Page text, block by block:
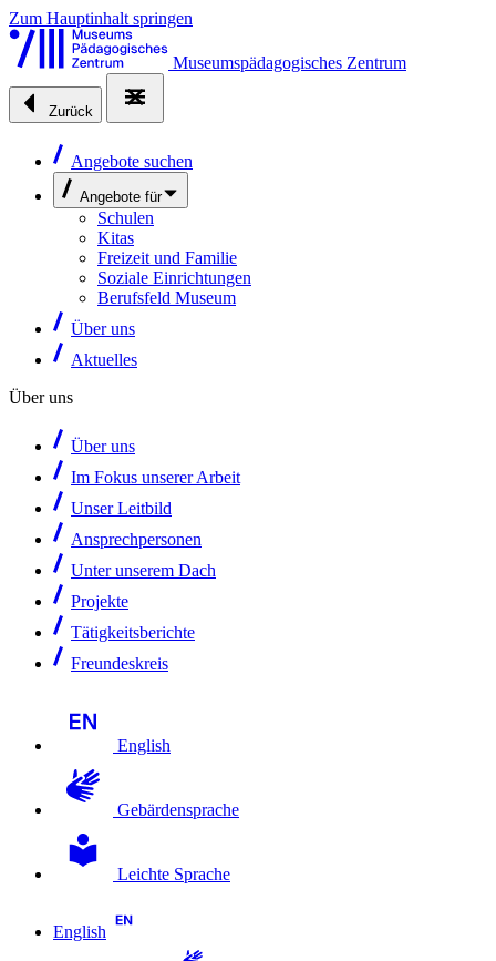
Zum Hauptinhalt springen
Museumspädagogisches Zentrum
Zurück
Angebote suchen
Angebote für
Schulen
Kitas
Freizeit und Familie
Soziale Einrichtungen
Berufsfeld Museum
Über uns
Aktuelles
Über uns
Über uns
Im Fokus unserer Arbeit
Unser Leitbild
Ansprechpersonen
Unter unserem Dach
Projekte
Tätigkeitsberichte
Freundeskreis
English
Gebärdensprache
Leichte Sprache
English